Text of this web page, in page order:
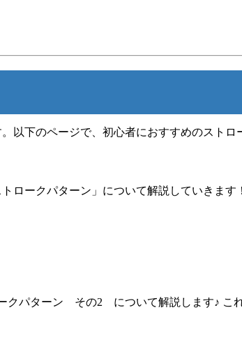
以下のページで、初心者におすすめのスト
ロークパターン」について解説していきま
クパターン その2 について解説します♪ こ